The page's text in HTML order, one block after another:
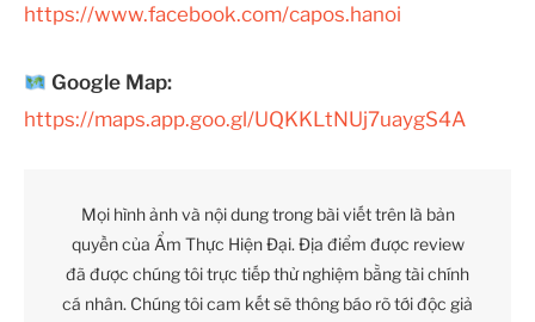
https://www.facebook.com/capos.hanoi
Google Map:
https://maps.app.goo.gl/UQKKLtNUj7uaygS4A
Mọi hình ảnh và nội dung trong bài viết trên là bản
quyền của Ẩm Thực Hiện Đại. Địa điểm được review
đã được chúng tôi trực tiếp thử nghiệm bằng tài chính
cá nhân. Chúng tôi cam kết sẽ thông báo rõ tới độc giả